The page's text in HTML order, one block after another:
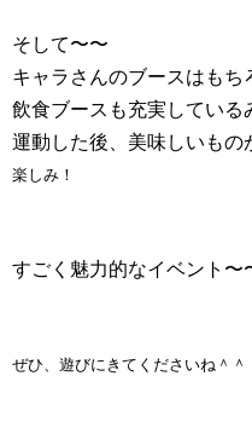
そして〜〜
キャラさんのブースはもち
飲食ブースも充実している
運動した後、美味しいもの
楽しみ！
すごく魅力的なイベント〜
ぜひ、遊びにきてくださいね＾＾